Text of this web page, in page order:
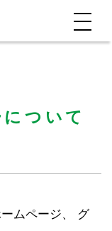
について
ムページ、 グ